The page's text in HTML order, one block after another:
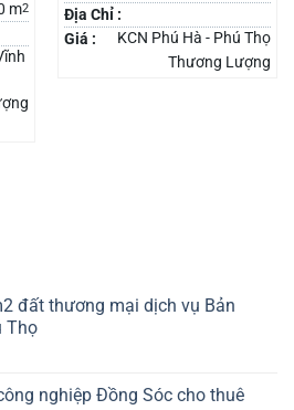
m2
Địa Chỉ :
KCN Phú Hà - Phú Thọ
Giá :
Thương Lượng
đất thương mại dịch vụ Bản
Thọ
nghiệp Đồng Sóc cho thuê